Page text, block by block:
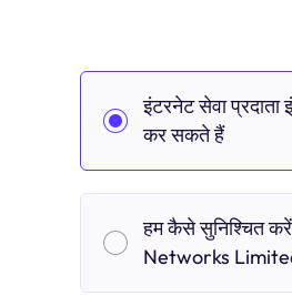
इंटरनेट सेवा
कर सकते हैं
हम कैसे सुनिश्चित
Networks